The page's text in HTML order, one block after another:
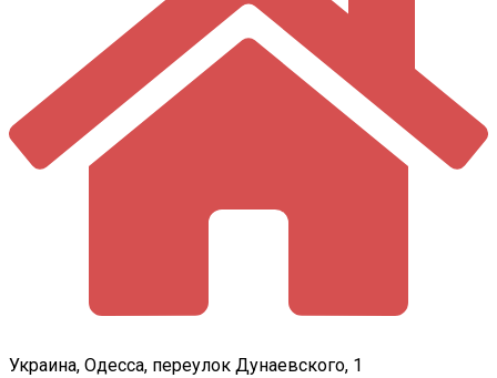
Украина, Одесса, переулок Дунаевского, 1